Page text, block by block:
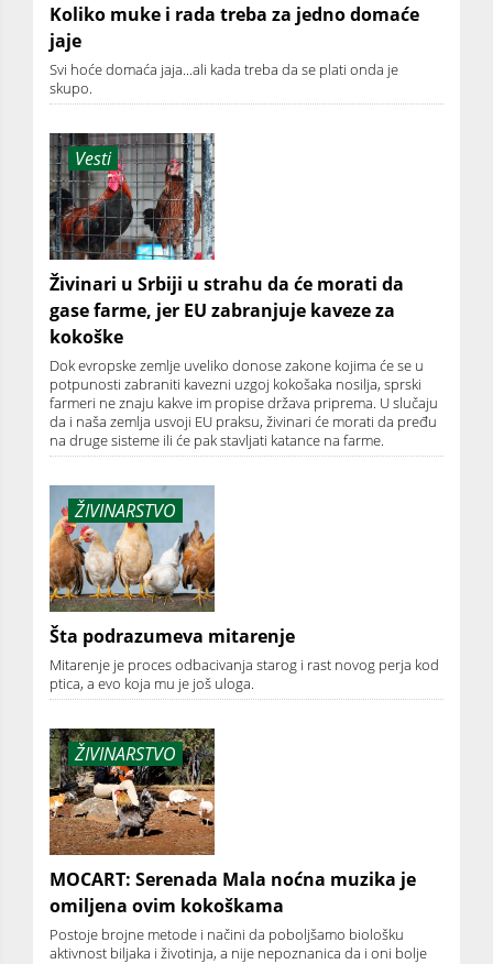
Koliko muke i rada treba za jedno domaće
jaje
Svi hoće domaća jaja...ali kada treba da se plati onda je
skupo.
Vesti
Živinari u Srbiji u strahu da će morati da
gase farme, jer EU zabranjuje kaveze za
kokoške
Dok evropske zemlje uveliko donose zakone kojima će se u
potpunosti zabraniti kavezni uzgoj kokošaka nosilja, sprski
farmeri ne znaju kakve im propise država priprema. U slučaju
da i naša zemlja usvoji EU praksu, živinari će morati da pređu
na druge sisteme ili će pak stavljati katance na farme.
ŽIVINARSTVO
Šta podrazumeva mitarenje
Mitarenje je proces odbacivanja starog i rast novog perja kod
ptica, a evo koja mu je još uloga.
ŽIVINARSTVO
MOCART: Serenada Mala noćna muzika je
omiljena ovim kokoškama
Postoje brojne metode i načini da poboljšamo biološku
aktivnost biljaka i životinja, a nije nepoznanica da i oni bolje